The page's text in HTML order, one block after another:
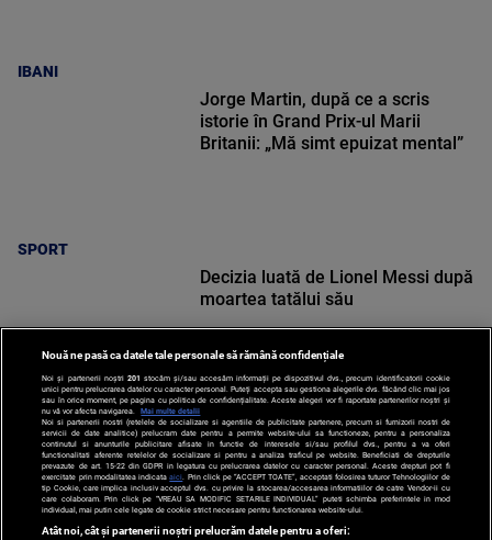
IBANI
SPORT
Jorge Martin, după ce a scris
istorie în Grand Prix-ul Marii
Britanii: „Mă simt epuizat mental”
SPORT
Decizia luată de Lionel Messi după
moartea tatălui său
Nouă ne pasă ca datele tale personale să rămână confidențiale
Noi și partenerii noștri 201 stocăm și/sau accesăm informații pe dispozitivul dvs., precum identificatorii cookie
unici pentru prelucrarea datelor cu caracter personal. Puteți accepta sau gestiona alegerile dvs. făcând clic mai jos
sau în orice moment, pe pagina cu politica de confidențialitate. Aceste alegeri vor fi raportate partenerilor noștri și
nu vă vor afecta navigarea.
Mai multe detalii
Noi si partenerii nostri (retelele de socializare si agentiile de publicitate partenere, precum si furnizorii nostri de
servicii de date analitice) prelucram date pentru a permite website-ului sa functioneze, pentru a personaliza
continutul si anunturile publicitare afisate in functie de interesele si/sau profilul dvs., pentru a va oferi
functionalitati aferente retelelor de socializare si pentru a analiza traficul pe website. Beneficiati de drepturile
prevazute de art. 15-22 din GDPR in legatura cu prelucrarea datelor cu caracter personal. Aceste drepturi pot fi
exercitate prin modalitatea indicataaici . Prin click pe “ACCEPT TOATE”, acceptati folosirea tuturor Tehnologiilor de
tip Cookie, care implica inclusiv acceptul dvs. cu privire la stocarea/accesarea informatiilor de catre Vendor-ii cu
care colaboram. Prin click pe “VREAU SA MODIFIC SETARILE INDIVIDUAL” puteti schimba preferintele in mod
individual, mai putin cele legate de cookie strict necesare pentru functionarea website-ului.
Atât noi, cât și partenerii noștri prelucrăm datele pentru a oferi: